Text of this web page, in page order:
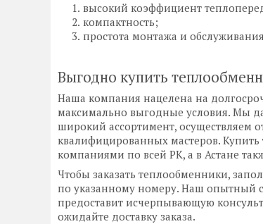
высокий коэффициент
компактность;
простота монтажа и
Выгодно купить
Наша компания нацелена на
максимально выгодные условия. Мы
широкий ассортимент, осуществляем
квалифицированных мастеров.
компаниями по всей РК, а в Астане
Чтобы заказать теплообменники,
по указанному номеру. Наш опытный
предоставит исчерпывающую
ожидайте доставку заказа.